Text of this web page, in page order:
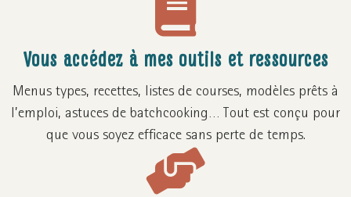
Vous accédez à mes outils et ressources
Menus types, recettes, listes de courses, modèles prêts à
l’emploi, astuces de batchcooking… Tout est conçu pour
que vous soyez efficace sans perte de temps.